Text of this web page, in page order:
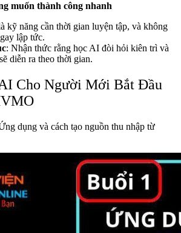
muốn thành công nhanh
kỹ năng cần thời gian luyện tập, và không
lập tức.
: Nhận thức rằng học AI đòi hỏi kiên trì và
diễn ra theo thời gian.
Cho Người Mới Bắt Đầu
dụng và cách tạo nguồn thu nhập từ